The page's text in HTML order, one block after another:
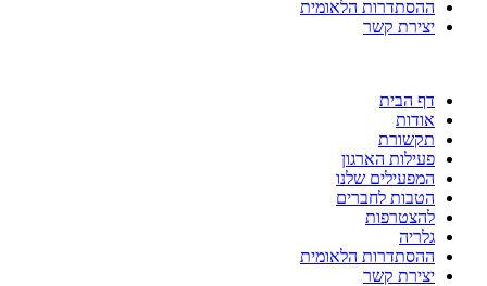
ההסתדרות הלאומית
יצירת קשר
דף הבית
אודות
תקשורת
פעילות הארגון
המפעילים שלנו
הטבות לחברים
להצטרפות
גלריה
ההסתדרות הלאומית
יצירת קשר